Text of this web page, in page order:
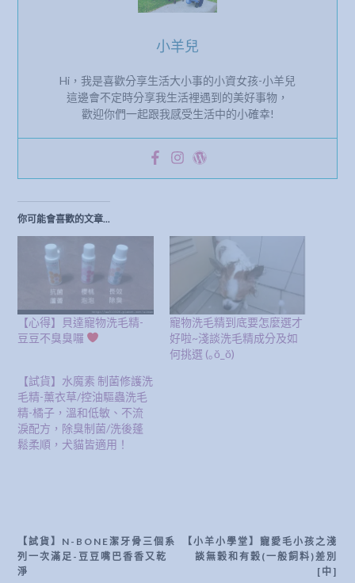
小羊兒
Hi，我是喜歡分享生活大小事的小資女孩-小羊兒
這邊會不定時分享我生活裡遇到的美好事物，
歡迎你們一起跟我感受生活中的小確幸!
你可能會喜歡的文章...
【心得】貝達寵物洗毛精-
豆豆不臭臭囉
寵物洗毛精到底要怎麼選才
好啦~淺談洗毛精成分及如
何挑選 (｡ŏ_ŏ)
【試貨】水魔素 制菌修護洗
毛精-薰衣草/控油驅蟲洗毛
精-橘子，溫和低敏、不流
淚配方，除臭制菌/洗後蓬
鬆柔順，犬貓皆適用！
文
章
【小羊小學堂】寵愛毛小孩之淺
談無穀和有穀(一般飼料)差別
[中]
【試貨】N-BONE潔牙骨三個系
列一次滿足-豆豆嘴巴香香又乾
淨